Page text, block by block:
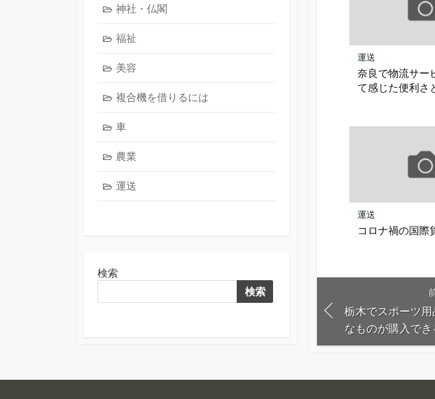
運送
奈良で物流サー
て感じた便利さ
運送
コロナ禍の国際
栃木でスポーツ
なものが購入でき
神社・仏閣
福祉
美容
複合機を借りるには
車
農業
運送
検索
検索